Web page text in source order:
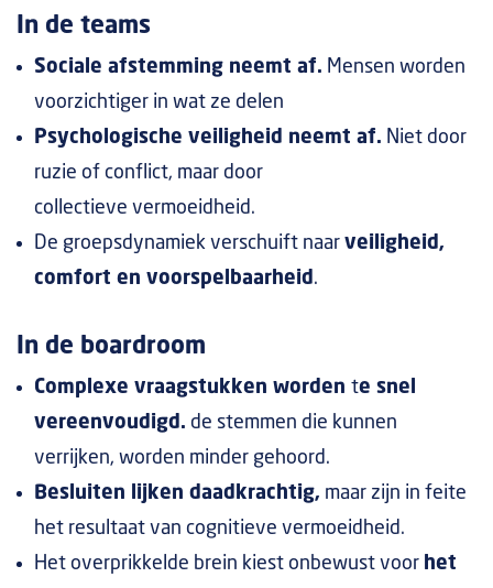
In de teams
Sociale afstemming neemt af. Mensen worden
voorzichtiger in wat ze delen
Psychologische veiligheid neemt af. Niet door
ruzie of conflict, maar door
collectieve vermoeidheid.
De groepsdynamiek verschuift naar veiligheid,
comfort en voorspelbaarheid.
In de boardroom
Complexe vraagstukken worden te snel
vereenvoudigd. de stemmen die kunnen
verrijken, worden minder gehoord.
Besluiten lijken daadkrachtig, maar zijn in feite
het resultaat van cognitieve vermoeidheid.
Het overprikkelde brein kiest onbewust voor het